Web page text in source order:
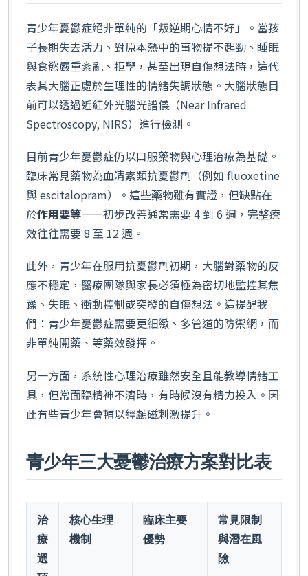
青少年憂鬱症絕非單純的「叛逆期心情不好」。當孩
子長期失去活力、對原本熱中的事物提不起勁、睡眠
與食慾嚴重紊亂、拒學，甚至出現自傷想法時，這代
表其大腦正處於生理性的情緒失調狀態。大腦狀態目
前可以透過近紅外光腦光譜儀（Near Infrared
Spectroscopy, NIRS）進行檢測。
目前青少年憂鬱症仍以口服藥物與心理治療為基礎。
臨床常見藥物為血清素類抗憂鬱劑（例如 fluoxetine
與 escitalopram）。這些藥物雖有實證，但缺點在
於作用要等——初步改善通常需要 4 到 6 週，完整療
效往往需要 8 至 12 週。
此外，青少年在服用抗憂鬱劑初期，大腦對藥物的反
應不穩定，醫療團隊與家長必須極為密切地監控其焦
躁、失眠、衝動控制或突發的自傷想法。這提醒我
們：青少年憂鬱症需要更細緻、多管道的防禦網，而
非單純開藥、等藥效發揮。
另一方面，系統性心理治療雖然安全且能教導情緒工
具，但常面臨精神不濟時，有時候沒有精力投入。因
此有些青少年會輔以經顱磁刺激提升。
青少年三大憂鬱治療方案對比表
治
療
選
核心生理
機制
臨床主要
優勢
常見限制
與潛在風
險